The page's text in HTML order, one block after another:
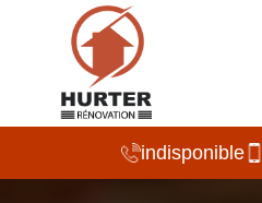
indisponible